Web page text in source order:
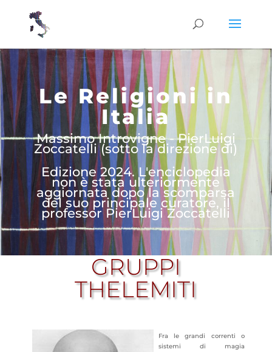
Le Religioni in
Italia
Massimo Introvigne - PierLuigi
Zoccatelli (sotto la direzione di)
Edizione 2024. L'enciclopedia
non è stata ulteriormente
aggiornata dopo la scomparsa
del suo principale curatore, il
professor PierLuigi Zoccatelli
GRUPPI
THELEMITI
Fra le grandi correnti o
sistemi di magia